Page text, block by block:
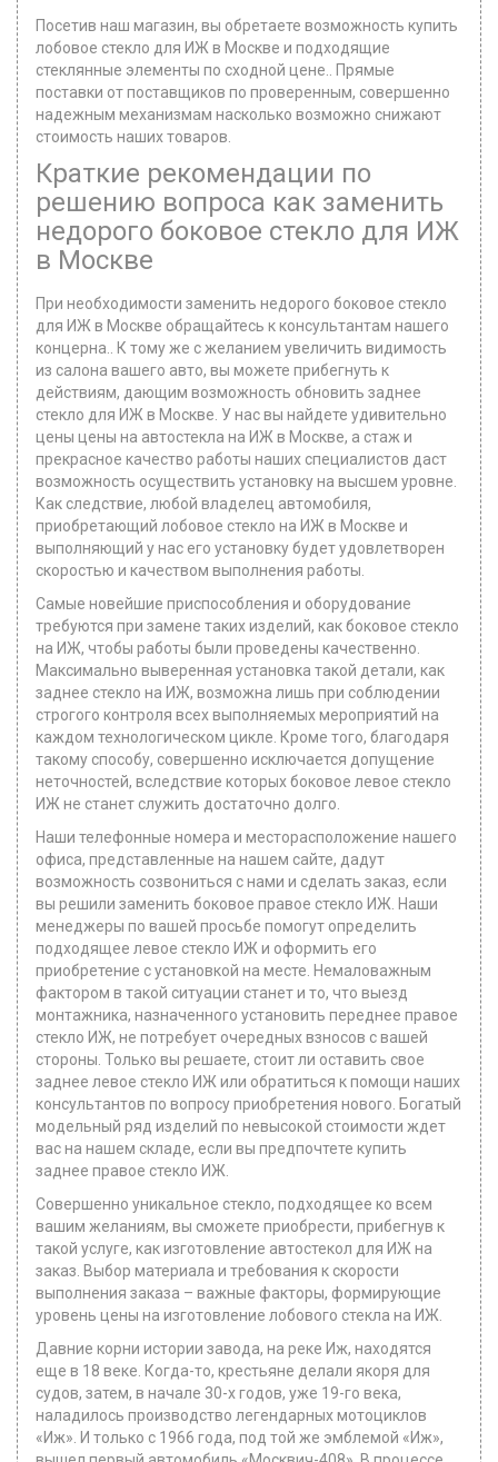
Посетив наш магазин, вы обретаете возможность купить
лобовое стекло для ИЖ в Москве и подходящие
стеклянные элементы по сходной цене.. Прямые
поставки от поставщиков по проверенным, совершенно
надежным механизмам насколько возможно снижают
стоимость наших товаров.
Краткие рекомендации по
решению вопроса как заменить
недорого боковое стекло для ИЖ
в Москве
При необходимости заменить недорого боковое стекло
для ИЖ в Москве обращайтесь к консультантам нашего
концерна.. К тому же с желанием увеличить видимость
из салона вашего авто, вы можете прибегнуть к
действиям, дающим возможность обновить заднее
стекло для ИЖ в Москве. У нас вы найдете удивительно
цены цены на автостекла на ИЖ в Москве, а стаж и
прекрасное качество работы наших специалистов даст
возможность осуществить установку на высшем уровне.
Как следствие, любой владелец автомобиля,
приобретающий лобовое стекло на ИЖ в Москве и
выполняющий у нас его установку будет удовлетворен
скоростью и качеством выполнения работы.
Самые новейшие приспособления и оборудование
требуются при замене таких изделий, как боковое стекло
на ИЖ, чтобы работы были проведены качественно.
Максимально выверенная установка такой детали, как
заднее стекло на ИЖ, возможна лишь при соблюдении
строгого контроля всех выполняемых мероприятий на
каждом технологическом цикле. Кроме того, благодаря
такому способу, совершенно исключается допущение
неточностей, вследствие которых боковое левое стекло
ИЖ не станет служить достаточно долго.
Наши телефонные номера и месторасположение нашего
офиса, представленные на нашем сайте, дадут
возможность созвониться с нами и сделать заказ, если
вы решили заменить боковое правое стекло ИЖ. Наши
менеджеры по вашей просьбе помогут определить
подходящее левое стекло ИЖ и оформить его
приобретение с установкой на месте. Немаловажным
фактором в такой ситуации станет и то, что выезд
монтажника, назначенного установить переднее правое
стекло ИЖ, не потребует очередных взносов с вашей
стороны. Только вы решаете, стоит ли оставить свое
заднее левое стекло ИЖ или обратиться к помощи наших
консультантов по вопросу приобретения нового. Богатый
модельный ряд изделий по невысокой стоимости ждет
вас на нашем складе, если вы предпочтете купить
заднее правое стекло ИЖ.
Совершенно уникальное стекло, подходящее ко всем
вашим желаниям, вы сможете приобрести, прибегнув к
такой услуге, как изготовление автостекoл для ИЖ на
заказ. Выбор материала и требования к скорости
выполнения заказа – важные факторы, формирующие
уровень цены на изготовление лобового стекла на ИЖ.
Давние корни истории завода, на реке Иж, находятся
еще в 18 веке. Когда-то, крестьяне делали якоря для
судов, затем, в начале 30-х годов, уже 19-го века,
наладилось производство легендарных мотоциклов
«Иж». И только с 1966 года, под той же эмблемой «Иж»,